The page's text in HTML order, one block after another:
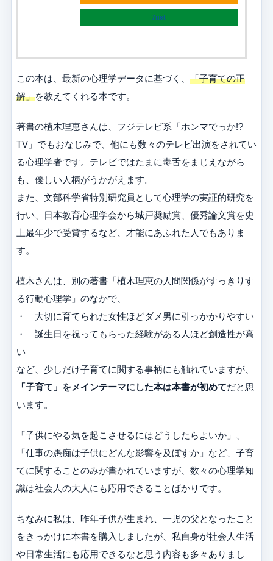
7net
この本は、最新の心理学データに基づく、 「子育ての正
解」を教えてくれる本です。
著書の植木理恵さんは、フジテレビ系「ホンマでっか!?
TV」でもおなじみで、他にも数々のテレビ出演をされてい
る心理学者です。テレビではたまに毒舌をまじえながら
も、優しい人柄がうかがえます。
また、文部科学省特別研究員として心理学の実証的研究を
行い、日本教育心理学会から城戸奨励賞、優秀論文賞を史
上最年少で受賞するなど、才能にあふれた人でもありま
す。
植木さんは、別の著書「植木理恵の人間関係がすっきりす
る行動心理学」のなかで、
・ 大切に育てられた女性ほどダメ男に引っかかりやすい
・ 誕生日を祝ってもらった経験がある人ほど創造性が高
い
など、少しだけ子育てに関する事柄にも触れていますが、
「子育て」をメインテーマにした本は本書が初めてだと思
います。
「子供にやる気を起こさせるにはどうしたらよいか」、
「仕事の愚痴は子供にどんな影響を及ぼすか」など、子育
てに関することのみが書かれていますが、数々の心理学知
識は社会人の大人にも応用できることばかりです。
ちなみに私は、昨年子供が生まれ、一児の父となったこと
をきっかけに本書を購入しましたが、私自身が社会人生活
や日常生活にも応用できるなと思う内容も多々ありまし